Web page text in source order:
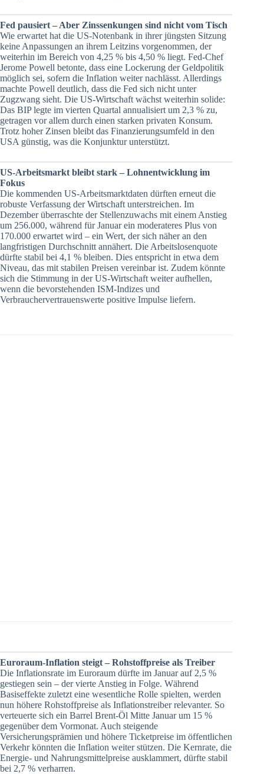
Fed pausiert – Aber Zinssenkungen sind nicht vom Tisch
Wie erwartet hat die US-Notenbank in ihrer jüngsten Sitzung
keine Anpassungen an ihrem Leitzins vorgenommen, der
weiterhin im Bereich von 4,25 % bis 4,50 % liegt. Fed-Chef
Jerome Powell betonte, dass eine Lockerung der Geldpolitik
möglich sei, sofern die Inflation weiter nachlässt. Allerdings
machte Powell deutlich, dass die Fed sich nicht unter
Zugzwang sieht. Die US-Wirtschaft wächst weiterhin solide:
Das BIP legte im vierten Quartal annualisiert um 2,3 % zu,
getragen vor allem durch einen starken privaten Konsum.
Trotz hoher Zinsen bleibt das Finanzierungsumfeld in den
USA günstig, was die Konjunktur unterstützt.
US-Arbeitsmarkt bleibt stark – Lohnentwicklung im
Fokus
Die kommenden US-Arbeitsmarktdaten dürften erneut die
robuste Verfassung der Wirtschaft unterstreichen. Im
Dezember überraschte der Stellenzuwachs mit einem Anstieg
um 256.000, während für Januar ein moderateres Plus von
170.000 erwartet wird – ein Wert, der sich näher an den
langfristigen Durchschnitt annähert. Die Arbeitslosenquote
dürfte stabil bei 4,1 % bleiben. Dies entspricht in etwa dem
Niveau, das mit stabilen Preisen vereinbar ist. Zudem könnte
sich die Stimmung in der US-Wirtschaft weiter aufhellen,
wenn die bevorstehenden ISM-Indizes und
Verbrauchervertrauenswerte positive Impulse liefern.
Euroraum-Inflation steigt – Rohstoffpreise als Treiber
Die Inflationsrate im Euroraum dürfte im Januar auf 2,5 %
gestiegen sein – der vierte Anstieg in Folge. Während
Basiseffekte zuletzt eine wesentliche Rolle spielten, werden
nun höhere Rohstoffpreise als Inflationstreiber relevanter. So
verteuerte sich ein Barrel Brent-Öl Mitte Januar um 15 %
gegenüber dem Vormonat. Auch steigende
Versicherungsprämien und höhere Ticketpreise im öffentlichen
Verkehr könnten die Inflation weiter stützen. Die Kernrate, die
Energie- und Nahrungsmittelpreise ausklammert, dürfte stabil
bei 2,7 % verharren.